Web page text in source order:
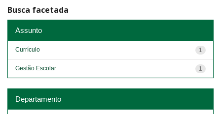
Busca facetada
Assunto
1
Currículo
1
Gestão Escolar
Departamento